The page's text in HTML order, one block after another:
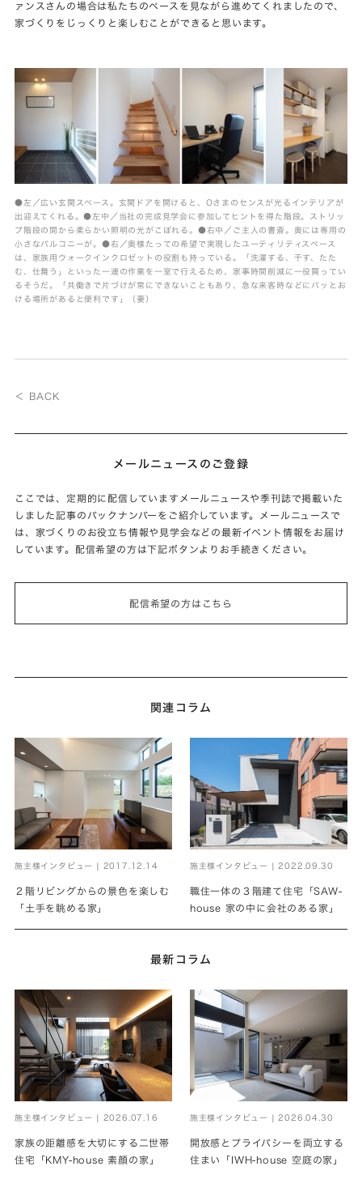
ァンスさんの場合は私たちのペースを見ながら進めてくれましたので、
家づくりをじっくりと楽しむことができると思います。
●左／広い玄関スペース。玄関ドアを開けると、Oさまのセンスが光るインテリアが
出迎えてくれる。●左中／当社の完成見学会に参加してヒントを得た階段。ストリッ
プ階段の間から柔らかい照明の光がこぼれる。●右中／ご主人の書斎。奥には専用の
小さなバルコニーが。●右／奥様たっての希望で実現したユーティリティスペース
は、家族用ウォークインクロゼットの役割も持っている。「洗濯する、干す、たた
む、仕舞う」といった一連の作業を一室で行えるため、家事時間削減に一役買ってい
るそうだ。「共働きで片づけが常にできないこともあり、急な来客時などにパッとお
ける場所があると便利です」（妻）
＜ BACK
メールニュースのご登録
ここでは、定期的に配信していますメールニュースや季刊誌で掲載いた
しました記事のバックナンバーをご紹介しています。メールニュースで
は、家づくりのお役立ち情報や見学会などの最新イベント情報をお届け
しています。配信希望の方は下記ボタンよりお手続きください。
配信希望の方はこちら
関連コラム
施主様インタビュー | 2017.12.14
２階リビングからの景色を楽しむ
「土手を眺める家」
施主様インタビュー | 2022.09.30
職住一体の３階建て住宅「SAW-
house 家の中に会社のある家」
最新コラム
施主様インタビュー | 2026.07.16
家族の距離感を大切にする二世帯
住宅「KMY-house 素顔の家」
施主様インタビュー | 2026.04.30
開放感とプライバシーを両立する
住まい「IWH-house 空庭の家」